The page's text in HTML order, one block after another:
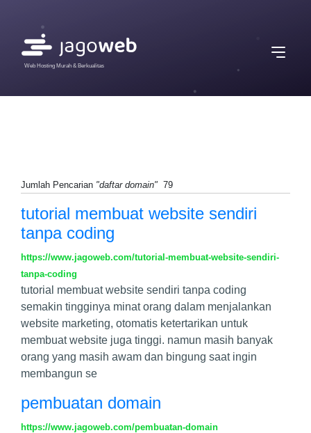
Web Hosting Murah & Berkualitas
Jumlah Pencarian "daftar domain" 79
tutorial membuat website sendiri
tanpa coding
https://www.jagoweb.com/tutorial-membuat-website-sendiri-
tanpa-coding
tutorial membuat website sendiri tanpa coding
semakin tingginya minat orang dalam menjalankan
website marketing, otomatis ketertarikan untuk
membuat website juga tinggi. namun masih banyak
orang yang masih awam dan bingung saat ingin
membangun se
pembuatan domain
https://www.jagoweb.com/pembuatan-domain